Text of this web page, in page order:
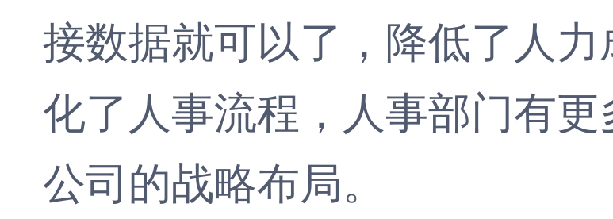
接数据就可以了，降低了人
化了人事流程，人事部门有
公司的战略布局。